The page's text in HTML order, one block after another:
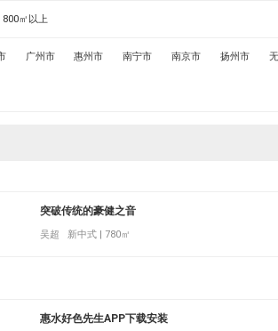
800㎡以上
广州市 惠州市 南宁市 南京市 扬州市
突破传统的豪健之音
吴超 新中式 | 780㎡
惠水好色先生APP下载安装